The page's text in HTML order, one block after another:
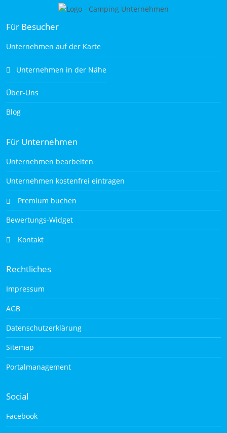
Für Besucher
Unternehmen auf der Karte
Unternehmen in der Nähe
Über-Uns
Blog
Für Unternehmen
Unternehmen bearbeiten
Unternehmen kostenfrei eintragen
Premium buchen
Bewertungs-Widget
Kontakt
Rechtliches
Impressum
AGB
Datenschutzerklärung
Sitemap
Portalmanagement
Social
Facebook